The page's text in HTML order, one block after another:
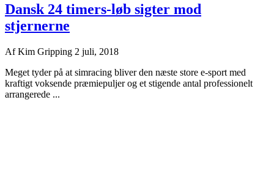
Dansk 24 timers-løb sigter mod
stjernerne
AfKim Gripping 2 juli, 2018
Meget tyder på at simracing bliver den næste store e-sport med
kraftigt voksende præmiepuljer og et stigende antal professionelt
arrangerede ...